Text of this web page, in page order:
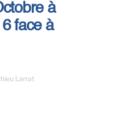
à
face à
Larrat